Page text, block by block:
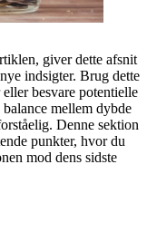
giver dette afsnit
indsigter. Brug dette
besvare potentielle
mellem dybde
Denne sektion
punkter, hvor du
mod dens sidste